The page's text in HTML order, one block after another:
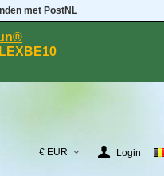
met PostNL
€ EUR Login